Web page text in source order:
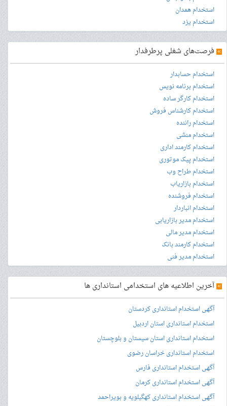
استخدام همدان
استخدام یزد
» فرصت‌های شغلی پرطرفدار
استخدام حسابدار
استخدام برنامه نویس
استخدام کارگر ساده
استخدام کارشناس فروش
استخدام راننده
استخدام منشی
استخدام کارمند اداری
استخدام پیک موتوری
استخدام طراح وب
استخدام بازاریاب
استخدام فروشنده
استخدام انباردار
استخدام مدیر بازاریابی
استخدام مدیر مالی
استخدام کارمند بانک
استخدام مدیر فنی
»آخرین اطلاعیه های استخدامی استانداری ها
آگهی استخدام استانداری کردستان
استخدام استانداری استان اردبیل
استخدام استانداری استان سیستان و بلوچستان
استخدام استانداری خراسان رضوی
آگهی استخدام استانداری فارس
آگهی استخدام استانداری کرمان
آگهی استخدام استانداری کهگیلویه و بویراحمد